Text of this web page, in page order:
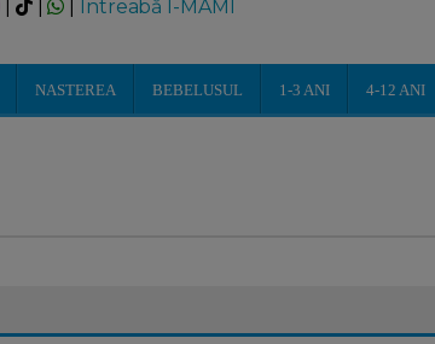
| Intreabă I-MAMI
NASTEREA BEBELUSUL 1-3 ANI 4-12 ANI